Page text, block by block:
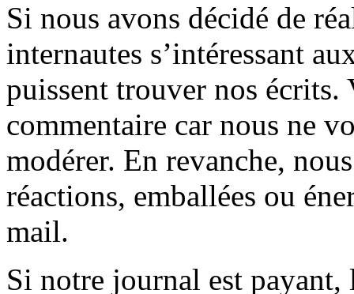
Si nous avons décidé de
internautes s’intéressant
puissent trouver nos écrits.
commentaire car nous ne
modérer. En revanche,
réactions, emballées ou
mail.
Si notre journal est payant,